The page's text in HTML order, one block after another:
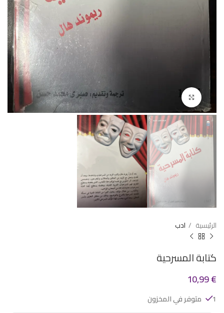
Click to enlarge
الرئيسية ادب
كتابة المسرحية
10,99€
1 متوفر في المخزون